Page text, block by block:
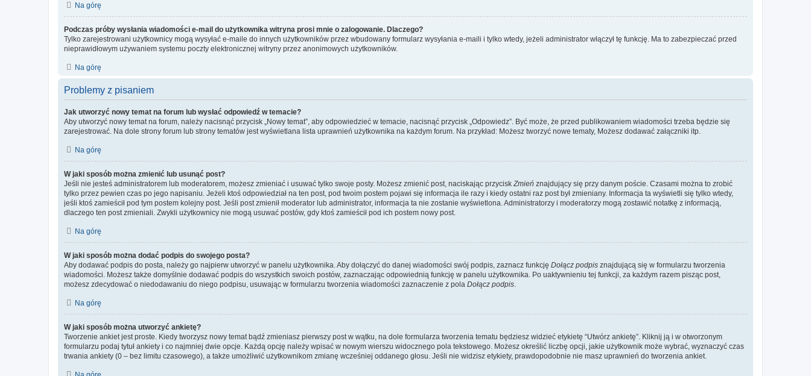
Na górę
Podczas próby wysłania wiadomości e-mail do użytkownika witryna prosi mnie o zalogowanie. Dlaczego?
Tylko zarejestrowani użytkownicy mogą wysyłać e-maile do innych użytkowników przez wbudowany formularz wysyłania e-maili i tylko wtedy, jeżeli administrator włączył tę funkcję. Ma to zabezpieczać przed
nieprawidłowym używaniem systemu poczty elektronicznej witryny przez anonimowych użytkowników.
Na górę
Problemy z pisaniem
Jak utworzyć nowy temat na forum lub wysłać odpowiedź w temacie?
Aby utworzyć nowy temat na forum, należy nacisnąć przycisk „Nowy temat”, aby odpowiedzieć w temacie, nacisnąć przycisk „Odpowiedz”. Być może, że przed publikowaniem wiadomości trzeba będzie się
zarejestrować. Na dole strony forum lub strony tematów jest wyświetlana lista uprawnień użytkownika na każdym forum. Na przykład: Możesz tworzyć nowe tematy, Możesz dodawać załączniki itp.
Na górę
W jaki sposób można zmienić lub usunąć post?
Jeśli nie jesteś administratorem lub moderatorem, możesz zmieniać i usuwać tylko swoje posty. Możesz zmienić post, naciskając przycisk Zmień znajdujący się przy danym poście. Czasami można to zrobić
tylko przez pewien czas po jego napisaniu. Jeżeli ktoś odpowiedział na ten post, pod twoim postem pojawi się informacja ile razy i kiedy ostatni raz post był zmieniany. Informacja ta wyświetli się tylko wtedy,
jeśli ktoś zamieścił pod tym postem kolejny post. Jeśli post zmienił moderator lub administrator, informacja ta nie zostanie wyświetlona. Administratorzy i moderatorzy mogą zostawić notatkę z informacją,
dlaczego ten post zmieniali. Zwykli użytkownicy nie mogą usuwać postów, gdy ktoś zamieścił pod ich postem nowy post.
Na górę
W jaki sposób można dodać podpis do swojego posta?
Aby dodawać podpis do posta, należy go najpierw utworzyć w panelu użytkownika. Aby dołączyć do danej wiadomości swój podpis, zaznacz funkcję Dołącz podpis znajdującą się w formularzu tworzenia
wiadomości. Możesz także domyślnie dodawać podpis do wszystkich swoich postów, zaznaczając odpowiednią funkcję w panelu użytkownika. Po uaktywnieniu tej funkcji, za każdym razem pisząc post,
możesz zdecydować o niedodawaniu do niego podpisu, usuwając w formularzu tworzenia wiadomości zaznaczenie z pola Dołącz podpis
Na górę
W jaki sposób można utworzyć ankietę?
Tworzenie ankiet jest proste. Kiedy tworzysz nowy temat bądź zmieniasz pierwszy post w wątku, na dole formularza tworzenia tematu będziesz widzieć etykietę “Utwórz ankietę”. Kliknij ją i w otworzonym
formularzu podaj tytuł ankiety i co najmniej dwie opcje. Każdą opcję należy wpisać w nowym wierszu widocznego pola tekstowego. Możesz określić liczbę opcji, jakie użytkownik może wybrać, wyznaczyć czas
trwania ankiety (0 – bez limitu czasowego), a także umożliwić użytkownikom zmianę wcześniej oddanego głosu. Jeśli nie widzisz etykiety, prawdopodobnie nie masz uprawnień do tworzenia ankiet.